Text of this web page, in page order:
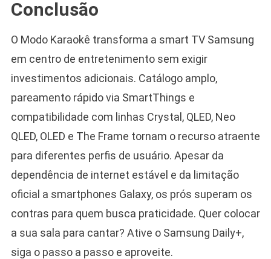
Conclusão
O Modo Karaokê transforma a smart TV Samsung
em centro de entretenimento sem exigir
investimentos adicionais. Catálogo amplo,
pareamento rápido via SmartThings e
compatibilidade com linhas Crystal, QLED, Neo
QLED, OLED e The Frame tornam o recurso atraente
para diferentes perfis de usuário. Apesar da
dependência de internet estável e da limitação
oficial a smartphones Galaxy, os prós superam os
contras para quem busca praticidade. Quer colocar
a sua sala para cantar? Ative o Samsung Daily+,
siga o passo a passo e aproveite.